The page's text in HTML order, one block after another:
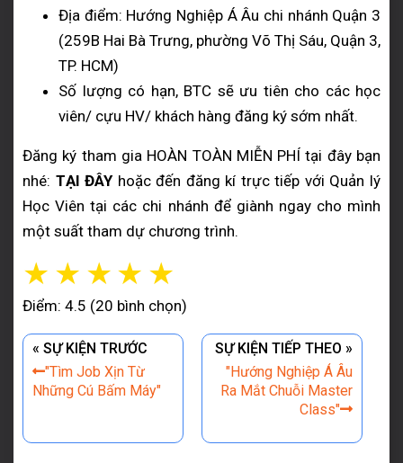
Địa điểm: Hướng Nghiệp Á Âu chi nhánh Quận 3
(259B Hai Bà Trưng, phường Võ Thị Sáu, Quận 3,
TP. HCM)
Số lượng có hạn, BTC sẽ ưu tiên cho các học
viên/ cựu HV/ khách hàng đăng ký sớm nhất.
Đăng ký tham gia HOÀN TOÀN MIỄN PHÍ tại đây bạn
nhé: TẠI ĐÂYhoặc đến đăng kí trực tiếp với Quản lý
Học Viên tại các chi nhánh để giành ngay cho mình
một suất tham dự chương trình.
☆
☆
☆
☆
☆
Điểm: 4.5 (20 bình chọn)
« SỰ KIỆN TRƯỚC
"Tìm Job Xịn Từ
Những Cú Bấm Máy"
SỰ KIỆN TIẾP THEO »
"Hướng Nghiệp Á Âu
Ra Mắt Chuỗi Master
Class"